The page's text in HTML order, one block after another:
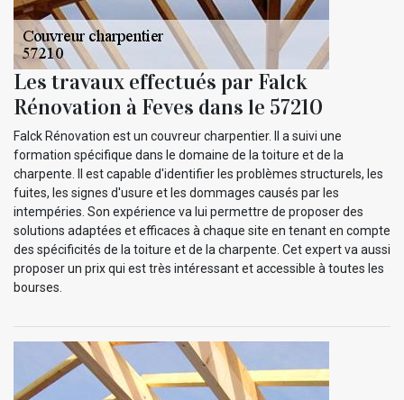
Les travaux effectués par Falck
Rénovation à Feves dans le 57210
Falck Rénovation est un couvreur charpentier. Il a suivi une
formation spécifique dans le domaine de la toiture et de la
charpente. Il est capable d'identifier les problèmes structurels, les
fuites, les signes d'usure et les dommages causés par les
intempéries. Son expérience va lui permettre de proposer des
solutions adaptées et efficaces à chaque site en tenant en compte
des spécificités de la toiture et de la charpente. Cet expert va aussi
proposer un prix qui est très intéressant et accessible à toutes les
bourses.